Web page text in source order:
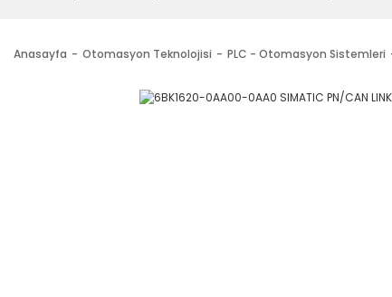
Anasayfa Otomasyon Teknolojisi PLC - Otomasyon Sistemleri